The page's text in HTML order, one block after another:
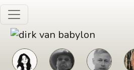
Skip to main content